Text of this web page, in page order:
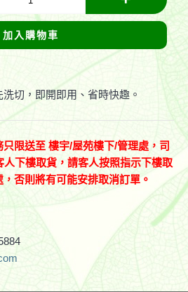
加入購物車
洗切，即開即用、省時快趣。
只限送至 樓宇/屋苑樓下/管理處，司
人下樓取貨，請客人按照指示下樓取
否則將有可能安排取消訂單。